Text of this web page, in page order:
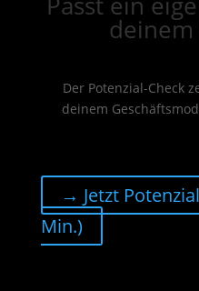
Der Potenzial-Check
deinem
→ Jetzt
Min.)